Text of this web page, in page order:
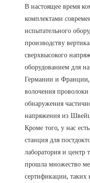
В настоящее время
комплектами
испытательного
производству
сверхвысокого
оборудованием для
Германии и
волочения
обнаружения
напряжения из
Кроме того, у нас
станция для
лаборатория и центр
прошла множество
сертификации, таких